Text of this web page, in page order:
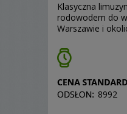
Klasyczna
rodowodem do
Warszawie i
8992